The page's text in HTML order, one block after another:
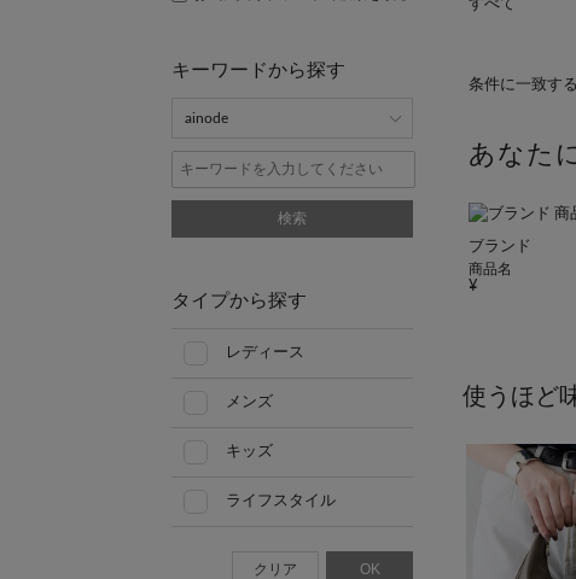
すべて
条件に一致す
あなた
ブランド
商品名
使うほど
キーワードから探す
検索
タイプから探す
レディース
メンズ
キッズ
ライフスタイル
クリア OK